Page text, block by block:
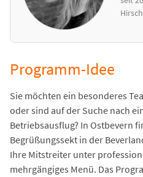
Programm-Idee
Sie möchten ein besonderes
oder sind auf der Suche nach
Betriebsausflug? In Ostbevern
Begrüßungssekt in der
Ihre Mitstreiter unter
mehrgängiges Menü. Das